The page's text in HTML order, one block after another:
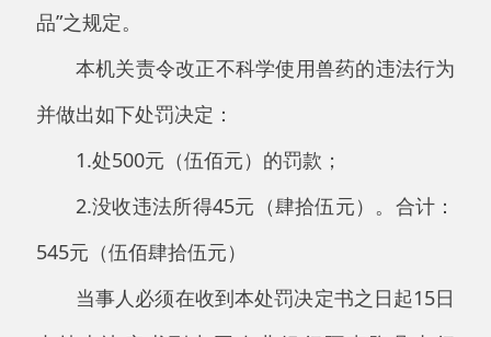
决定不停止执
行。
阿克陶县农业农村局